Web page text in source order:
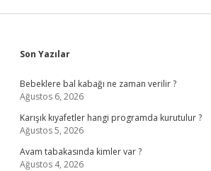
Sidebar
Son Yazılar
Bebeklere bal kabağı ne zaman verilir ?
Ağustos 6, 2026
Karışık kıyafetler hangi programda kurutulur ?
Ağustos 5, 2026
Avam tabakasında kimler var ?
Ağustos 4, 2026